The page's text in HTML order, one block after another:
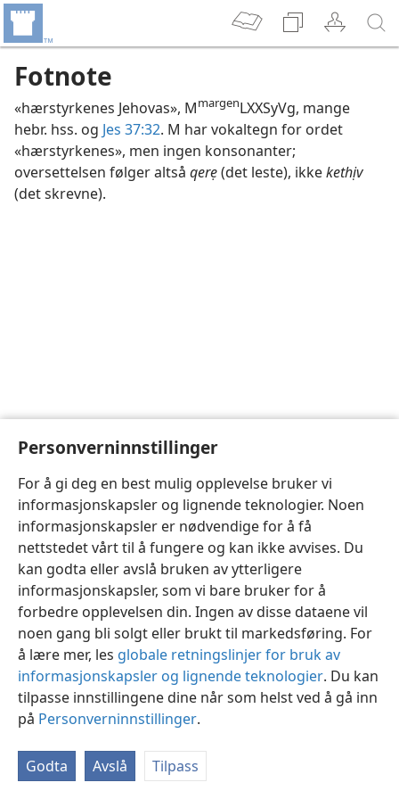
Personverninnstillinger
For å gi deg en best mulig opplevelse bruker vi
informasjonskapsler og lignende teknologier. Noen
informasjonskapsler er nødvendige for å få
nettstedet vårt til å fungere og kan ikke avvises. Du
kan godta eller avslå bruken av ytterligere
informasjonskapsler, som vi bare bruker for å
forbedre opplevelsen din. Ingen av disse dataene vil
noen gang bli solgt eller brukt til markedsføring. For
å lære mer, les globale retningslinjer for bruk av
informasjonskapsler og lignende teknologier. Du kan
tilpasse innstillingene dine når som helst ved å gå inn
på Personverninnstillinger.
Godta Avslå Tilpass
Fotnote
«hærstyrkenes Jehovas», MmargenLXXSyVg, mange
hebr. hss. og Jes 37:32. M har vokaltegn for ordet
«hærstyrkenes», men ingen konsonanter;
oversettelsen følger altså qerẹ(det leste), ikkekethịv
(det skrevne).
Norsk Innstillinger
Copyright© 2026 Watch Tower Bible and Tract Society of Pennsylvania
Personvern Personverninnstillinger